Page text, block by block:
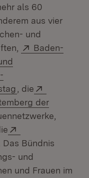
als 60
aus vier
und
Extern:
Baden-
Fenster)
(Öffnet in neuem
, die
der
in neuem Fenster)
(Öffnet in neuem
. Das Bündnis
und
und Frauen im